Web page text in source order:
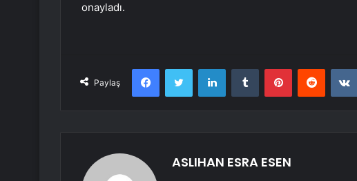
onayladı.
Paylaş
FacebookTwitter LinkedInTumblr PinterestReddit
ASLIHAN ESRA ESEN